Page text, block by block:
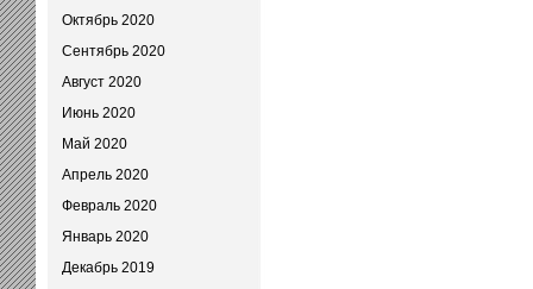
Октябрь 2020
Сентябрь 2020
Август 2020
Июнь 2020
Май 2020
Апрель 2020
Февраль 2020
Январь 2020
Декабрь 2019